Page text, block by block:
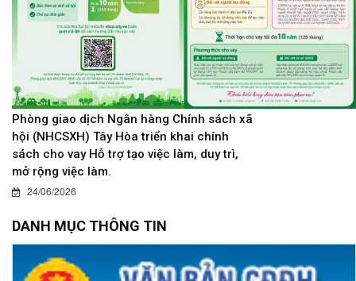
Phòng giao dịch Ngân hàng Chính sách xã
hội (NHCSXH) Tây Hòa triển khai chính
sách cho vay Hỗ trợ tạo việc làm, duy trì,
mở rộng việc làm.
24/06/2026
DANH MỤC THÔNG TIN